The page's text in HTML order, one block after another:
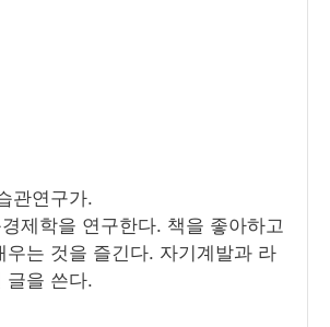
관연구가.
제학을 연구한다. 책을 좋아하고
우는 것을 즐긴다. 자기계발과 라
글을 쓴다.